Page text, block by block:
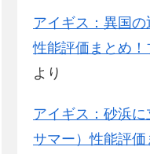
アイギス：異国の
性能評価まとめ
より
アイギス：砂浜
サマー）性能評